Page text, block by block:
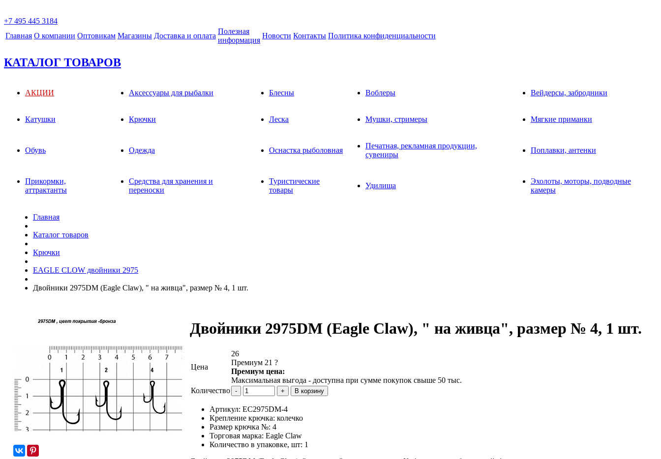
+7 495 445 3184
Главная О компании Оптовикам Магазины Доставка и оплата
Полезная
информация
Новости Контакты Политика конфиденциальности
КАТАЛОГ ТОВАРОВ
АКЦИИ Аксессуары для рыбалки Блесны Воблеры Вейдерсы, забродники
Катушки Крючки Леска Мушки, стримеры Мягкие приманки
Обувь Одежда Оснастка рыболовная
Печатная, рекламная продукции,
сувениры
Поплавки, антенки
Прикормки,
аттрактанты
Средства для хранения и
переноски
Туристические
товары
Удилища
Эхолоты, моторы, подводные
камеры
Главная
Каталог товаров
Крючки
EAGLE CLOW двойники 2975
Двойники 2975DM (Eagle Claw), " на живца", размер № 4, 1 шт.
Двойники 2975DM (Eagle Claw), " на живца", размер № 4, 1 шт.
Цена
26
Премиум 21 ?
Премиум цена:
Максимальная выгода - доступна при сумме покупок свыше 50 тыс.
Количество
Артикул: EC2975DM-4
Крепление крючка: колечко
Размер крючка №: 4
Торговая марка: Eagle Claw
Количество в упаковке, шт: 1